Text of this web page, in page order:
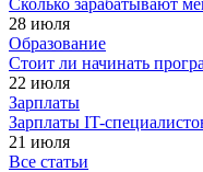
28 июля
Образование
Стоит ли начинать
22 июля
Зарплаты
Зарплаты IT-
21 июля
Все статьи